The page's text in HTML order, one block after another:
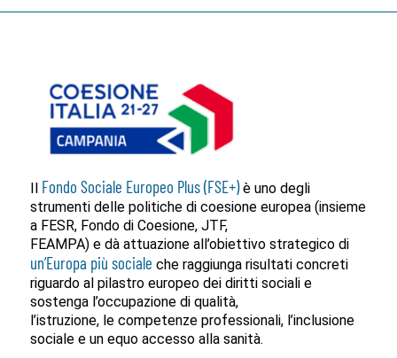
Il Fondo Sociale Europeo Plus (FSE+)è uno degli
strumenti delle politiche di coesione europea (insieme
a FESR, Fondo di Coesione, JTF,
FEAMPA) e dà attuazione all’obiettivo strategico di
un’Europa più sociale che raggiunga risultati concreti
riguardo al pilastro europeo dei diritti sociali e
sostenga l’occupazione di qualità,
l’istruzione, le competenze professionali, l’inclusione
sociale e un equo accesso alla sanità.